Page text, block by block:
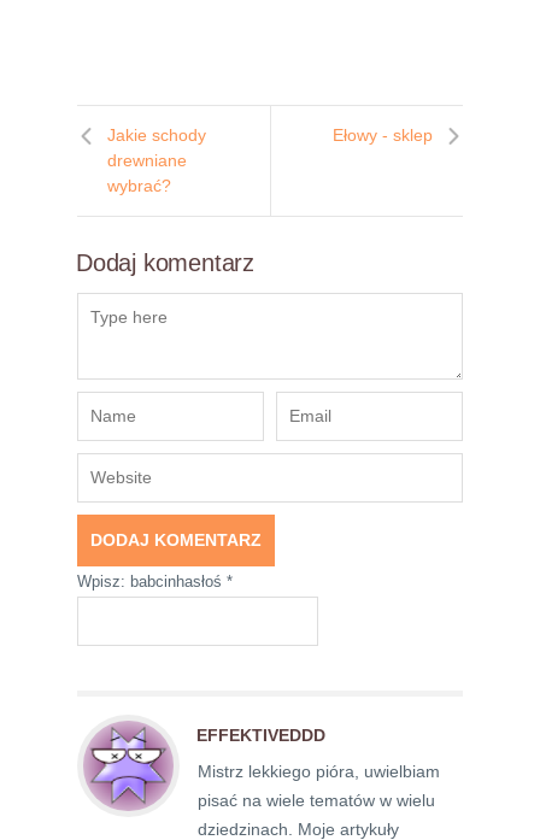
Jakie schody
drewniane
wybrać?
Ełowy - sklep
Dodaj komentarz
Wpisz: babcinhasłoś *
EFFEKTIVEDDD
Mistrz lekkiego pióra, uwielbiam
pisać na wiele tematów w wielu
dziedzinach. Moje artykuły